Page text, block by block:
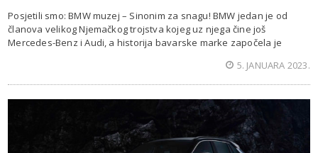
Posjetili smo: BMW muzej – Sinonim za snagu! BMW jedan je od
članova velikog Njemačkog trojstva kojeg uz njega čine još
Mercedes-Benz i Audi, a historija bavarske marke započela je
5. JANUARA 2023.